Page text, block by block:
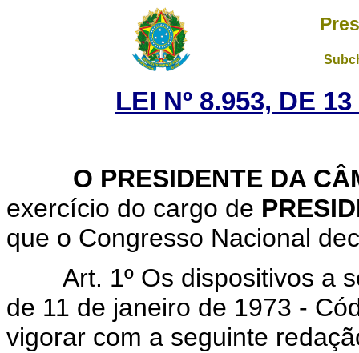
LEI Nº 8.953, DE
O PRESIDENTE DA
exercício do cargo de
que o Congresso Nacional
Art. 1º Os dispositivos a
de 11 de janeiro de 1973 -
vigorar com a seguinte